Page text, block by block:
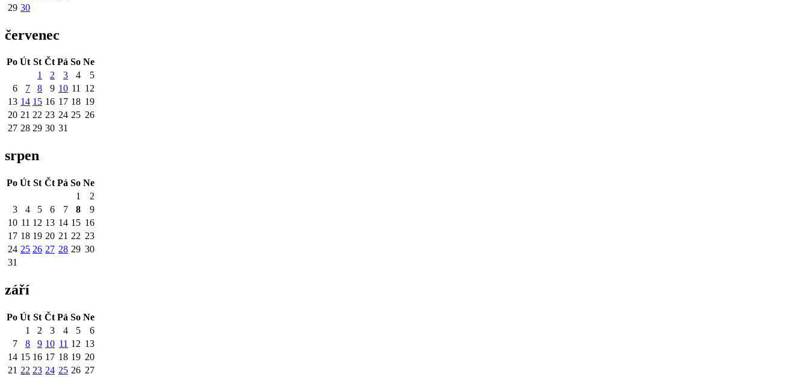
29 30
červenec
Po Út St Čt Pá So Ne
1
2 3 4
5
6
7 8 9 10 11 12
13 14 15 16 17 18 19
20 21 22 23 24 25 26
27 28 29 30 31
srpen
Po Út St Čt Pá So Ne
1
2
3
4 5 6 7 8
9
10 11 12 13 14 15 16
17 18 19 20 21 22 23
24 25 26 27 28 29 30
31
září
Po Út St Čt Pá So Ne
1
2 3 4 5
6
7
8 9 10 11 12 13
14 15 16 17 18 19 20
21 22 23 24 25 26 27